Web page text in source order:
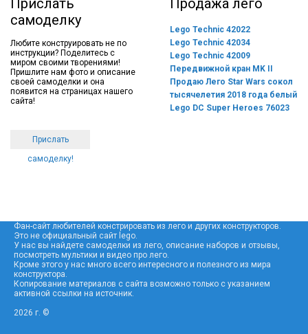
Прислать
самоделку
Любите конструировать не по
инструкции? Поделитесь с
миром своими творениями!
Пришлите нам фото и описание
своей самоделки и она
появится на страницах нашего
сайта!
Прислать
самоделку!
Продажа лего
Lego Technic 42022
Lego Technic 42034
Lego Technic 42009
Передвижной кран MK II
Продаю Лего Star Wars сокол
тысячелетия 2018 года белый
Lego DC Super Heroes 76023
Фан-сайт любителей констрировать из лего и других конструкторов.
Это не официальный сайт lego.
У нас вы найдете самоделки из лего, описание наборов и отзывы,
посмотреть мультики и видео про лего.
Кроме этого у нас много всего интересного и полезного из мира
конструктора.
Копирование материалов с сайта возможно только с указанием
активной ссылки на источник.
2026 г. ©